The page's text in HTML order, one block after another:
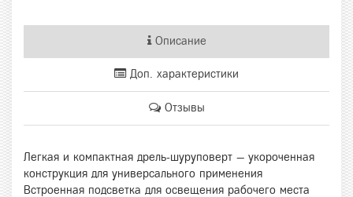
Описание
Доп. характеристики
Отзывы
Легкая и компактная дрель-шуруповерт — укороченная
конструкция для универсального применения
Встроенная подсветка для освещения рабочего места